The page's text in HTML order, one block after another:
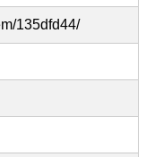
135dfd44/